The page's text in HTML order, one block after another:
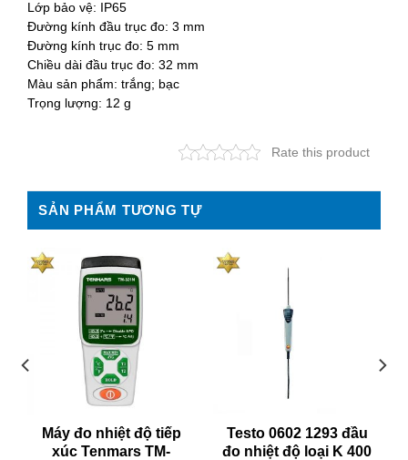
Lớp bảo vệ: IP65
Đường kính đầu trục đo: 3 mm
Đường kính trục đo: 5 mm
Chiều dài đầu trục đo: 32 mm
Màu sản phẩm: trắng; bạc
Trọng lượng: 12 g
Rate this product
SẢN PHẨM TƯƠNG TỰ
Máy đo nhiệt độ tiếp
xúc Tenmars TM-
Testo 0602 1293 đầu
đo nhiệt độ loại K 400